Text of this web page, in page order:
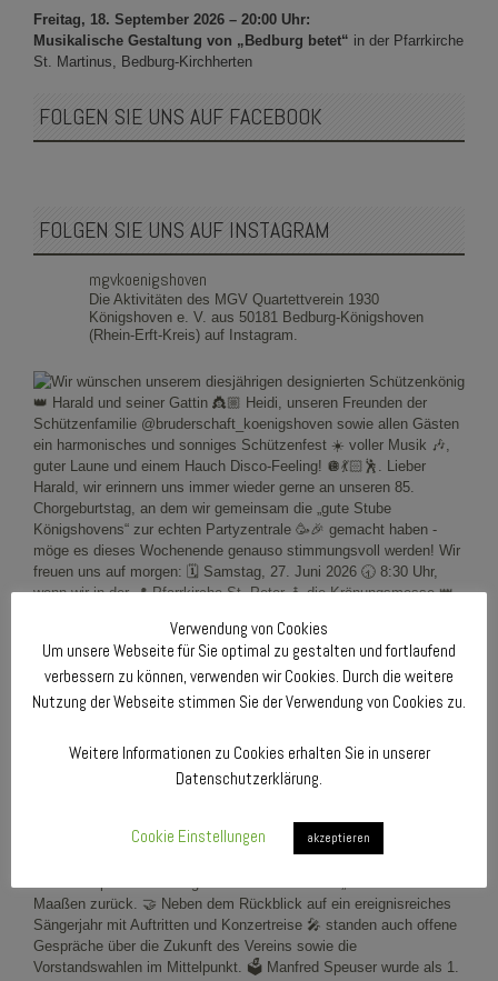
Freitag, 18. September 2026 – 20:00 Uhr:
Musikalische Gestaltung von „Bedburg betet“ in der Pfarrkirche
St. Martinus, Bedburg-Kirchherten
FOLGEN SIE UNS AUF FACEBOOK
FOLGEN SIE UNS AUF INSTAGRAM
mgvkoenigshoven
Die Aktivitäten des MGV Quartettverein 1930
Königshoven e. V. aus 50181 Bedburg-Königshoven
(Rhein-Erft-Kreis) auf Instagram.
Verwendung von Cookies
Um unsere Webseite für Sie optimal zu gestalten und fortlaufend
verbessern zu können, verwenden wir Cookies. Durch die weitere
Nutzung der Webseite stimmen Sie der Verwendung von Cookies zu.
Weitere Informationen zu Cookies erhalten Sie in unserer
Datenschutzerklärung.
Cookie Einstellungen akzeptieren